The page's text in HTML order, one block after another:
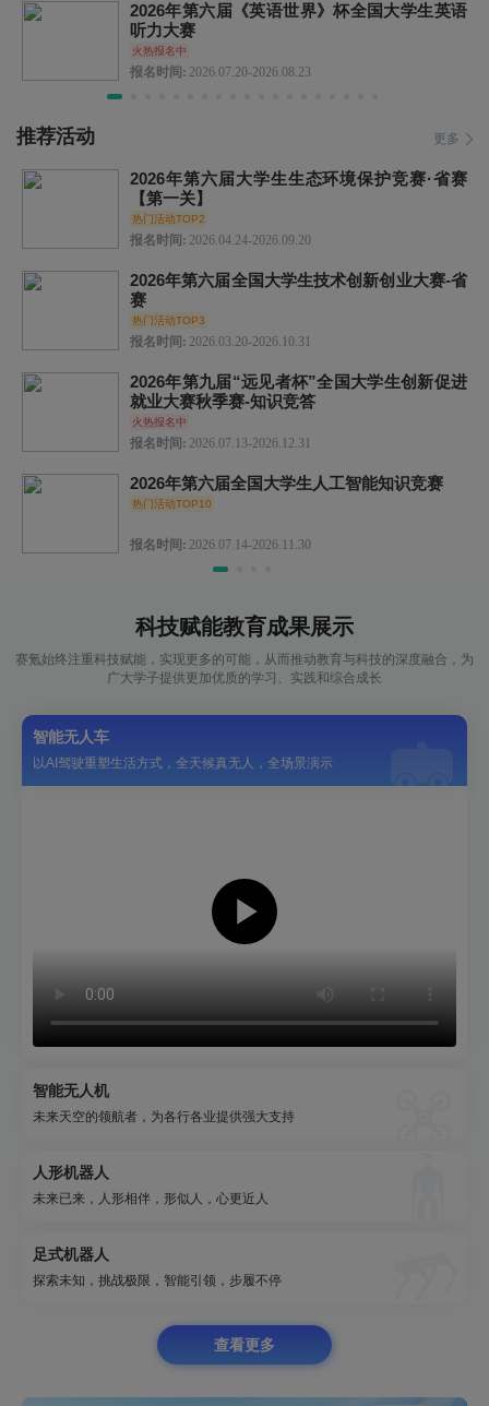
2026年第六届《英语世界》杯全国大学生英语
听力大赛
火热报名中
报名时间: 2026.07.20-2026.08.23
推荐活动 更多
2026年第六届大学生生态环境保护竞赛·省赛
【第一关】
热门活动TOP2
报名时间: 2026.04.24-2026.09.20
2026年第六届全国大学生技术创新创业大赛-省
赛
热门活动TOP3
报名时间: 2026.03.20-2026.10.31
2026年第九届“远见者杯”全国大学生创新促进
就业大赛秋季赛-知识竞答
火热报名中
报名时间: 2026.07.13-2026.12.31
2026年第六届全国大学生人工智能知识竞赛
热门活动TOP10
报名时间: 2026.07.14-2026.11.30
科技赋能教育成果展示
赛氪始终注重科技赋能，实现更多的可能，从而推动教育与科技的深度融合，为
广大学子提供更加优质的学习、实践和综合成长
智能无人车
以AI驾驶重塑生活方式，全天候真无人，全场景演示
智能无人机
未来天空的领航者，为各行各业提供强大支持
人形机器人
未来已来，人形相伴，形似人，心更近人
足式机器人
探索未知，挑战极限，智能引领，步履不停
查看更多